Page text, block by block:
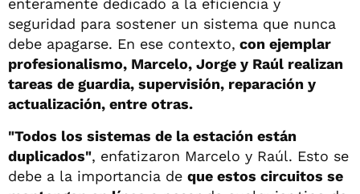
seguridad para sostener un sistema que nunca
debe apagarse. En ese contexto, con ejemplar
profesionalismo, Marcelo, Jorge y Raúl realizan
tareas de guardia, supervisión, reparación y
actualización, entre otras.
"Todos los sistemas de la estación están
duplicados", enfatizaron Marcelo y Raúl. Esto se
debe a la importancia de que estos circuitos se